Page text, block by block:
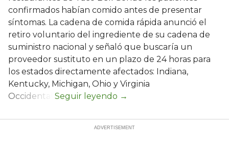
confirmados habían comido antes de presentar
síntomas. La cadena de comida rápida anunció el
retiro voluntario del ingrediente de su cadena de
suministro nacional y señaló que buscaría un
proveedor sustituto en un plazo de 24 horas para
los estados directamente afectados: Indiana,
Kentucky, Michigan, Ohio y Virginia
Occidental.